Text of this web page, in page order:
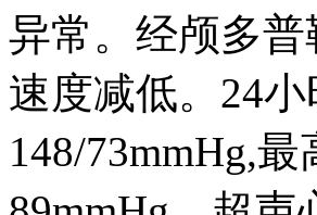
异常。经颅多
速度减低。24
148/73mmHg,